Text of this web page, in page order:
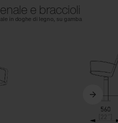
e braccioli
in doghe di legno, su gamba